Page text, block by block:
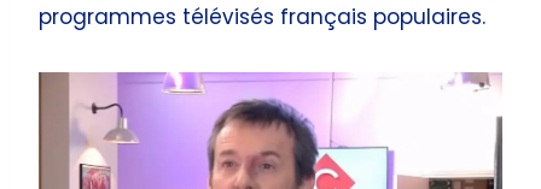
programmes télévisés français populaires.